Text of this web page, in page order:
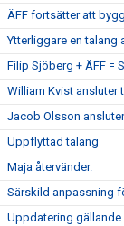
ÄFF fortsätter att
Ytterliggare en talang
Filip Sjöberg + ÄFF =
William Kvist ansluter
Jacob Olsson
Uppflyttad talang
Maja återvänder.
Särskild anpassning
Uppdatering